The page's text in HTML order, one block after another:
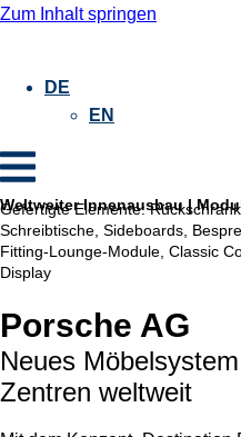
Zum Inhalt springen
DE
EN
Weltweiter Innenausbau |
Gefertigte Elemente:
Schreibtische, Sideboards,
Fitting-Lounge-Module, Classic
Display
Porsche AG
Neues
Zentren weltweit